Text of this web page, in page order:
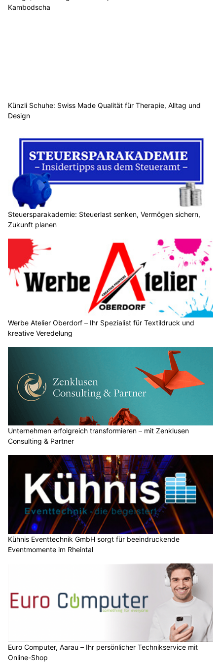
Kambodscha
Künzli Schuhe: Swiss Made Qualität für Therapie, Alltag und
Design
Steuersparakademie: Steuerlast senken, Vermögen sichern,
Zukunft planen
Werbe Atelier Oberdorf – Ihr Spezialist für Textildruck und
kreative Veredelung
Unternehmen erfolgreich transformieren – mit Zenklusen
Consulting & Partner
Kühnis Eventtechnik GmbH sorgt für beeindruckende
Eventmomente im Rheintal
Euro Computer, Aarau – Ihr persönlicher Technikservice mit
Online-Shop